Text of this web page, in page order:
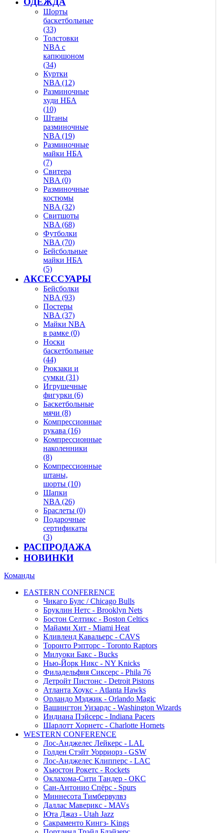
Шорты
баскетбольные
(33)
Толстовки
NBA с
капюшоном
(34)
Куртки
NBA (12)
Разминочные
худи НБА
(10)
Штаны
разминочные
NBA (19)
Разминочные
майки НБА
(7)
Свитера
NBA (0)
Разминочные
костюмы
NBA (32)
Свитшоты
NBA (68)
Футболки
NBA (70)
Бейсбольные
майки НБА
(5)
АКСЕССУАРЫ
Бейсболки
NBA (93)
Постеры
NBA (37)
Майки NBA
в рамке (0)
Носки
баскетбольные
(44)
Рюкзаки и
сумки (31)
Игрушечные
фигурки (6)
Баскетбольные
мячи (8)
Компрессионные
рукава (16)
Компрессионные
наколенники
(8)
Компрессионные
штаны,
шорты (10)
Шапки
NBA (26)
Браслеты (0)
Подарочные
сертификаты
(3)
РАСПРОДАЖА
НОВИНКИ
Команды
EASTERN CONFERENCE
Чикаго Булс / Chicago Bulls
Бруклин Нетс - Brooklyn Nets
Бостон Селтикс - Boston Celtics
Майами Хит - Miami Heat
Кливленд Кавальерс - CAVS
Торонто Рэпторс - Toronto Raptors
Милуоки Бакс - Bucks
Нью-Йорк Никс - NY Knicks
Филадельфия Сиксерс - Phila 76
Детройт Пистонс - Detroit Pistons
Атланта Хоукс - Atlanta Hawks
Орландо Мэджик - Orlando Magic
Вашингтон Уизардс - Washington Wizards
Индиана Пэйсерс - Indiana Pacers
Шарлотт Хорнетс - Charlotte Hornets
WESTERN CONFERENCE
Лос-Анджелес Лейкерс - LAL
Голден Стэйт Уорриорз - GSW
Лос-Анджелес Клипперс - LAC
Хьюстон Рокетс - Rockets
Оклахома-Сити Тандер - OKC
Сан-Антонио Спёрс - Spurs
Миннесота Тимбервулвз
Даллас Маверикс - MAVs
Юта Джаз - Utah Jazz
Сакраменто Кингз- Kings